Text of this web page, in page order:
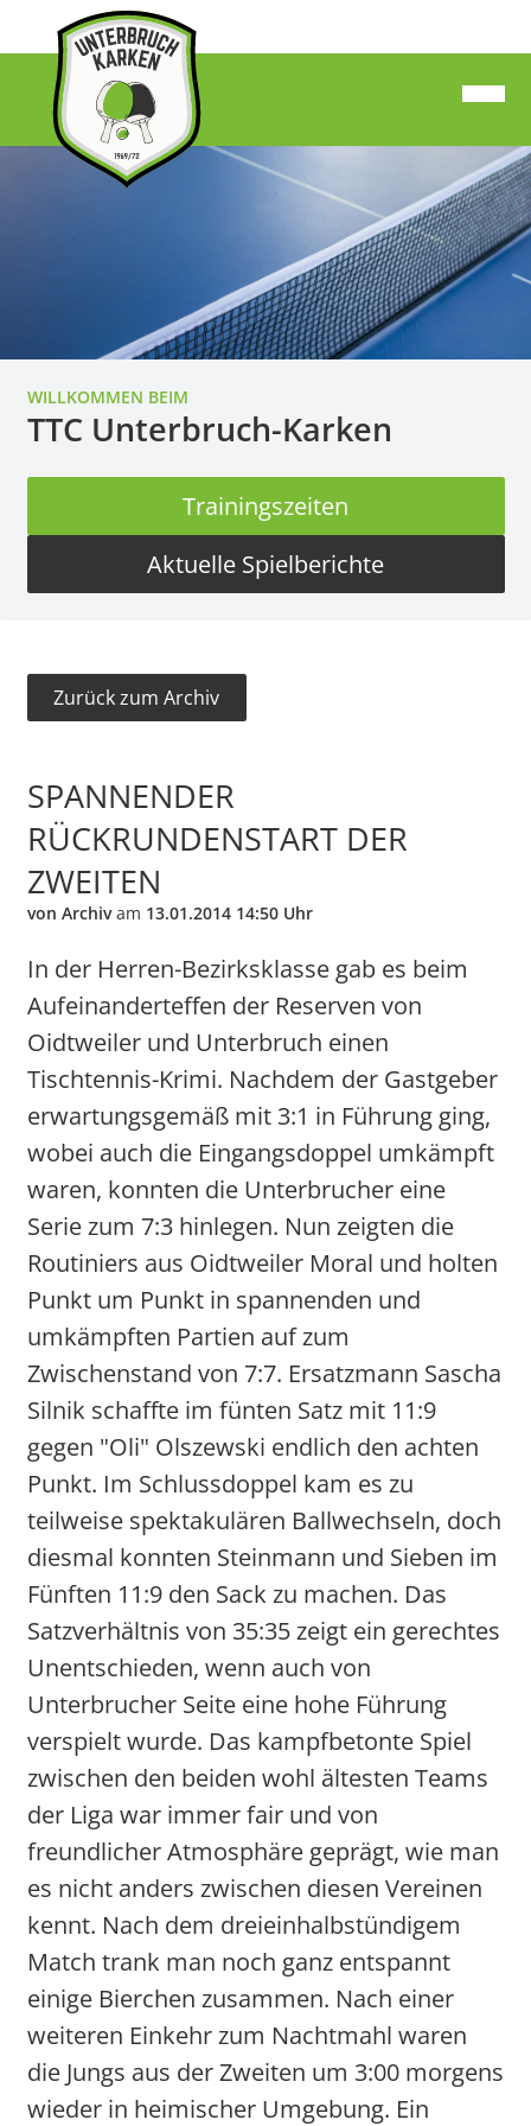
WILLKOMMEN BEIM
TTC Unterbruch-Karken
Trainingszeiten
Aktuelle Spielberichte
Zurück zum Archiv
SPANNENDER
RÜCKRUNDENSTART DER
ZWEITEN
von Archivam 13.01.2014 14:50 Uhr
In der Herren-Bezirksklasse gab es beim
Aufeinanderteffen der Reserven von
Oidtweiler und Unterbruch einen
Tischtennis-Krimi. Nachdem der Gastgeber
erwartungsgemäß mit 3:1 in Führung ging,
wobei auch die Eingangsdoppel umkämpft
waren, konnten die Unterbrucher eine
Serie zum 7:3 hinlegen. Nun zeigten die
Routiniers aus Oidtweiler Moral und holten
Punkt um Punkt in spannenden und
umkämpften Partien auf zum
Zwischenstand von 7:7. Ersatzmann Sascha
Silnik schaffte im fünten Satz mit 11:9
gegen "Oli" Olszewski endlich den achten
Punkt. Im Schlussdoppel kam es zu
teilweise spektakulären Ballwechseln, doch
diesmal konnten Steinmann und Sieben im
Fünften 11:9 den Sack zu machen. Das
Satzverhältnis von 35:35 zeigt ein gerechtes
Unentschieden, wenn auch von
Unterbrucher Seite eine hohe Führung
verspielt wurde. Das kampfbetonte Spiel
zwischen den beiden wohl ältesten Teams
der Liga war immer fair und von
freundlicher Atmosphäre geprägt, wie man
es nicht anders zwischen diesen Vereinen
kennt. Nach dem dreieinhalbstündigem
Match trank man noch ganz entspannt
einige Bierchen zusammen. Nach einer
weiteren Einkehr zum Nachtmahl waren
die Jungs aus der Zweiten um 3:00 morgens
wieder in heimischer Umgebung. Ein